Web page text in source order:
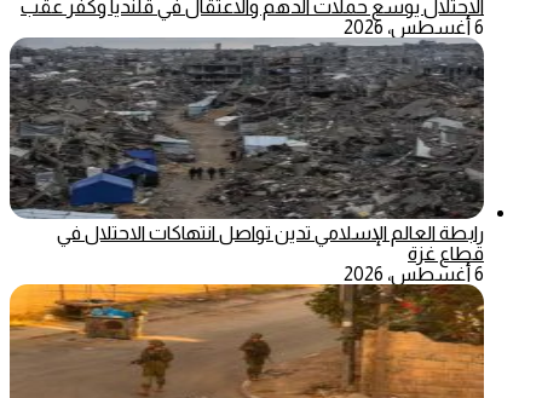
الاحتلال يوسع حملات الدهم والاعتقال في قلنديا وكفر عقب
6 أغسطس، 2026
رابطة العالم الإسلامي تدين تواصل انتهاكات الاحتلال في
قطاع غزة
6 أغسطس، 2026